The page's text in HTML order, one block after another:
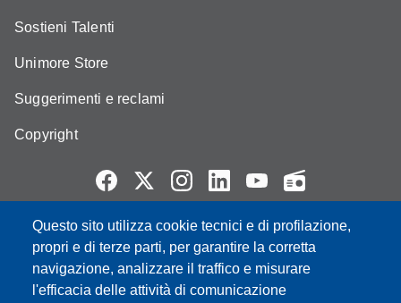
Questo sito utilizza cookie tecnici e di profilazione,
propri e di terze parti, per garantire la corretta
navigazione, analizzare il traffico e misurare
l'efficacia delle attività di comunicazione
Sostieni Talenti
Unimore Store
Suggerimenti e reclami
Copyright
Partita IVA: 00427620364
e-mail: urp@unimore.it
PEC: primo contatto: urp@pec.unimore.it
Indirizzo ReGIndE per notifica Atti Processuali: